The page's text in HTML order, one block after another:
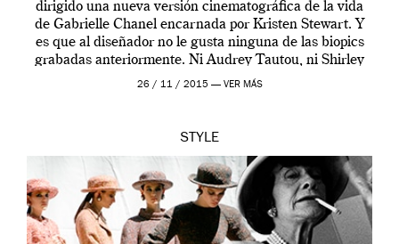
dirigido una nueva versión cinematográfica de la vida
de Gabrielle Chanel encarnada por Kristen Stewart. Y
es que al diseñador no le gusta ninguna de las biopics
grabadas anteriormente. Ni Audrey Tautou, ni Shirley
McLaine ni ninguna otra. A él […]
26 / 11 / 2015 — VER MÁS
STYLE